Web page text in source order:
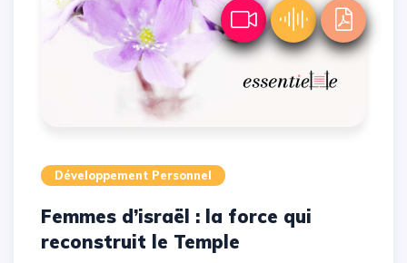
Développement Personnel
Femmes d’israël : la force qui
reconstruit le Temple